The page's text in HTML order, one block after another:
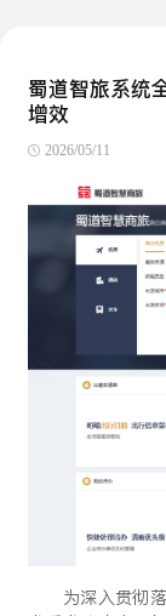
蜀道智旅系统
增效
2026/05/11
为深入贯彻